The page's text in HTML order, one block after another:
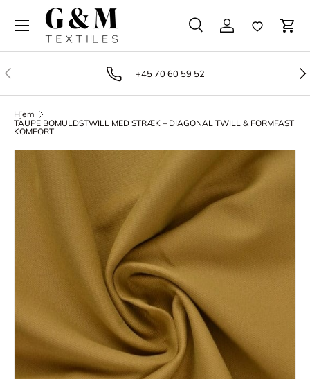
Gå til indhold
Søg
Produkttype
Søg Log påFavoritter
Tidligere +45 70 60 59 52
Hjem
TAUPE BOMULDSTWILL MED STRÆK – DIAGONAL TWILL & FORMFAST
KOMFORT